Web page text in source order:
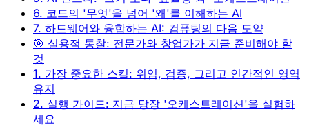
6. 코드의 '무엇'을 넘어 '왜'를 이해하는 AI
7. 하드웨어와 융합하는 AI: 컴퓨팅의 다음 도약
🎯 실용적 통찰: 전문가와 창업가가 지금 준비해야 할
것
1. 가장 중요한 스킬: 위임, 검증, 그리고 인간적인 영역
유지
2. 실행 가이드: 지금 당장 '오케스트레이션'을 실험하
세요